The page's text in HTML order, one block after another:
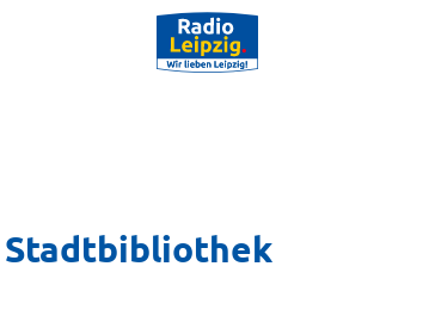
Stadtbibliothek